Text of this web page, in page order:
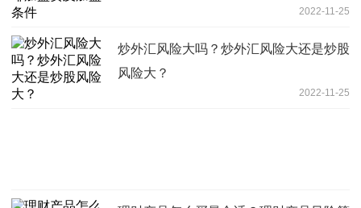
2022-11-25
炒外汇风险大吗？炒外汇风险大还是炒股
风险大？
2022-11-25